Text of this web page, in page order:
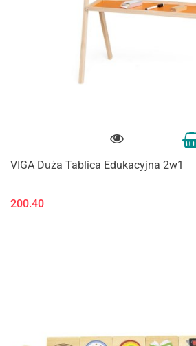
VIGA Duża Tablica Edukacyjna 2w1
200.40